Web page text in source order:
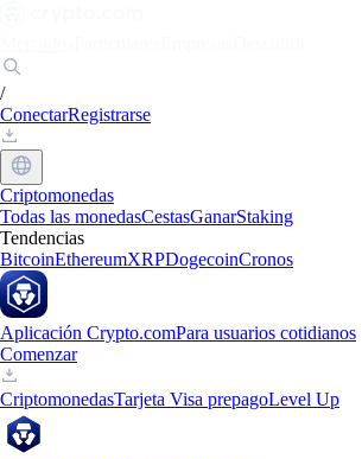
/
ConectarRegistrarse
Criptomonedas
Todas las monedasCestasGanarStaking
Tendencias
BitcoinEthereumXRPDogecoinCronos
Aplicación Crypto.comPara usuarios cotidianos
Comenzar
CriptomonedasTarjeta Visa prepagoLevel Up